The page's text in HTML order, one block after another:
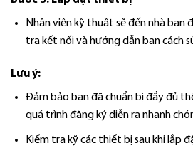
Nhân viên kỹ thuật sẽ đến nhà bạn
tra kết nối và hướng dẫn bạn cách
Lưu ý:
Đảm bảo bạn đã chuẩn bị đầy đủ
quá trình đăng ký diễn ra nhanh
Kiểm tra kỹ các thiết bị sau khi lắp